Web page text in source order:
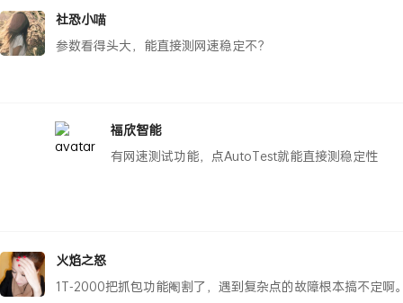
社恐小喵
参数看得头大，能直接测网速稳定不？
福欣智能
有网速测试功能，点AutoTest就能直接测稳定性
火焰之怒
1T-2000把抓包功能阉割了，遇到复杂点的故障根本搞不定啊